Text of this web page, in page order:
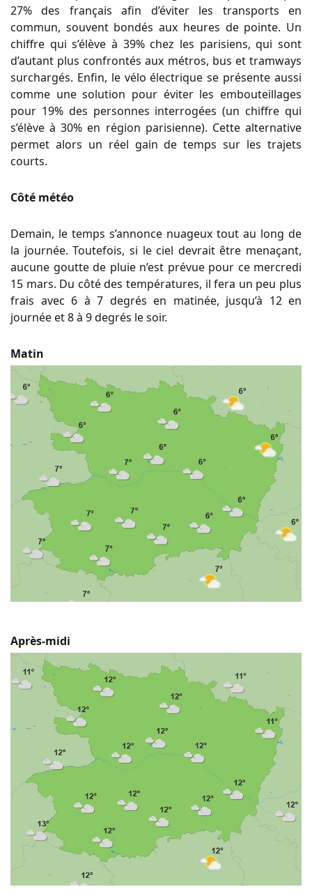
27% des français afin d’éviter les transports en
commun, souvent bondés aux heures de pointe. Un
chiffre qui s’élève à 39% chez les parisiens, qui sont
d’autant plus confrontés aux métros, bus et tramways
surchargés. Enfin, le vélo électrique se présente aussi
comme une solution pour éviter les embouteillages
pour 19% des personnes interrogées (un chiffre qui
s’élève à 30% en région parisienne). Cette alternative
permet alors un réel gain de temps sur les trajets
courts.
Côté météo
Demain, le temps s’annonce nuageux tout au long de
la journée. Toutefois, si le ciel devrait être menaçant,
aucune goutte de pluie n’est prévue pour ce mercredi
15 mars. Du côté des températures, il fera un peu plus
frais avec 6 à 7 degrés en matinée, jusqu’à 12 en
journée et 8 à 9 degrés le soir.
Matin
Après-midi